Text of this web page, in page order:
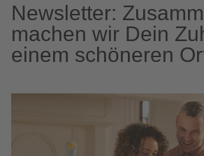
Newsletter:
machen wir Dein
einem schöneren